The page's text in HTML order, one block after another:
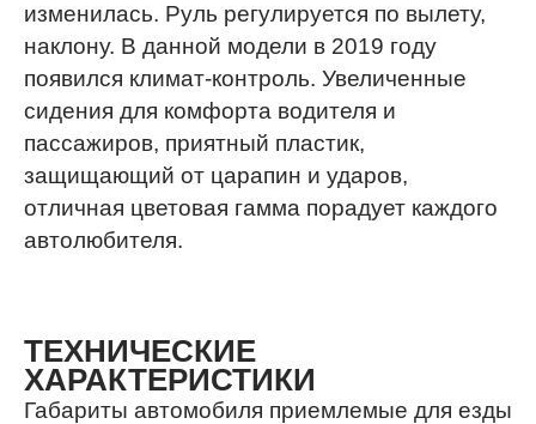
изменилась. Руль регулируется по вылету,
наклону. В данной модели в 2019 году
появился климат-контроль. Увеличенные
сидения для комфорта водителя и
пассажиров, приятный пластик,
защищающий от царапин и ударов,
отличная цветовая гамма порадует каждого
автолюбителя.
ТЕХНИЧЕСКИЕ
ХАРАКТЕРИСТИКИ
Габариты автомобиля приемлемые для езды